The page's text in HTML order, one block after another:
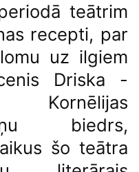
teātrim
recepti, par
uz ilgiem
Driska -
Kornēlijas
biedrs,
šo teātra